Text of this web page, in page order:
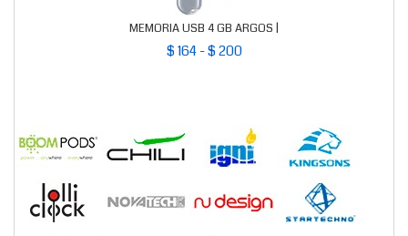
MEMORIA USB 4 GB ARGOS |
$ 164 - $ 200